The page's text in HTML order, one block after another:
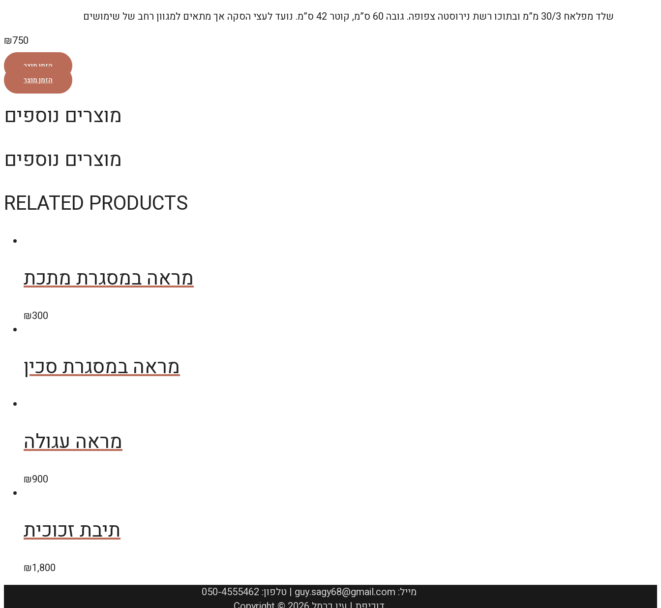
שלד מפלאח 30/3 מ”מ ובתוכו רשת נירוסטה צפופה. גובה 60 ס”מ, קוטר 42 ס”מ. נועד לעצי הסקה אך מתאים למגוון רחב של שימושים
₪750
הזמן מוצר
הזמן מוצר
מוצרים נוספים
מוצרים נוספים
RELATED PRODUCTS
מראה במסגרת מתכת
₪300
מראה במסגרת סכין
מראה עגולה
₪900
תיבת זכוכית
₪1,800
050-4555462 :טלפון | guy.sagy68@gmail.com :מייל